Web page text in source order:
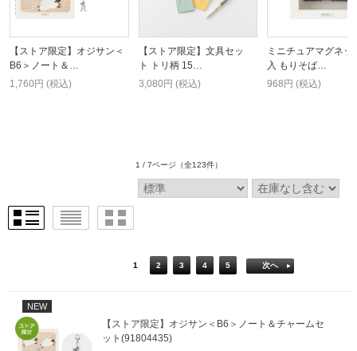
【ストア限定】オジサン＜
B6＞ノート＆…
1,760円 (税込)
【ストア限定】文具セッ
ト トリ柄 15…
3,080円 (税込)
ミニチュアマグネッ
入 もりそば…
968円 (税込)
1 / 7ページ （全123件）
1 2 3 4 5 次へ
NEW
【ストア限定】オジサン＜B6＞ノート＆チャームセ
ット(91804435)